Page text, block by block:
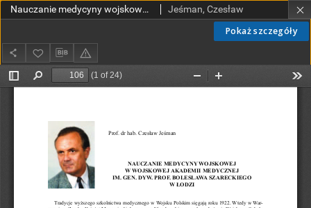
Pokaż szczegóły
Nauczanie medycyny wojskowej w Wojskowej Akademii Medycznej im. gen. dyw. prof. Bolesława Szareckiego w Łodzi Jeśman, Czesław